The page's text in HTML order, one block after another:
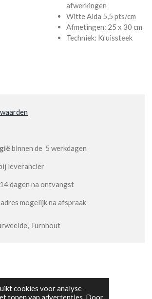
cookies voor analyse-
tonen van advertenties. Door
afwerkingen
Witte Aida 5,5 pts/cm
Afmetingen: 25 x 30 cm
Techniek: Kruissteek
binnen de 5 werkdagen
leverancier
dagen na ontvangst
mogelijk na afspraak
Turnhout